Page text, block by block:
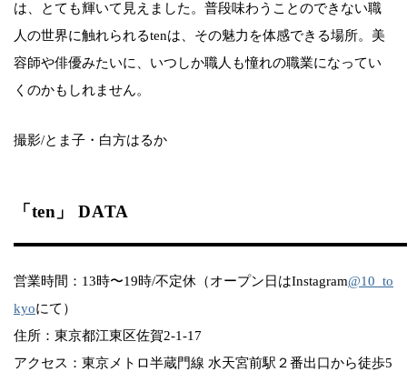
は、とても輝いて見えました。普段味わうことのできない職
人の世界に触れられるtenは、その魅力を体感できる場所。美
容師や俳優みたいに、いつしか職人も憧れの職業になってい
くのかもしれません。
撮影/とま子・白方はるか
「ten」 DATA
営業時間：13時〜19時/不定休（オープン日はInstagram@10_to
kyoにて）
住所：東京都江東区佐賀2-1-17
アクセス：東京メトロ半蔵門線 水天宮前駅２番出口から徒歩5